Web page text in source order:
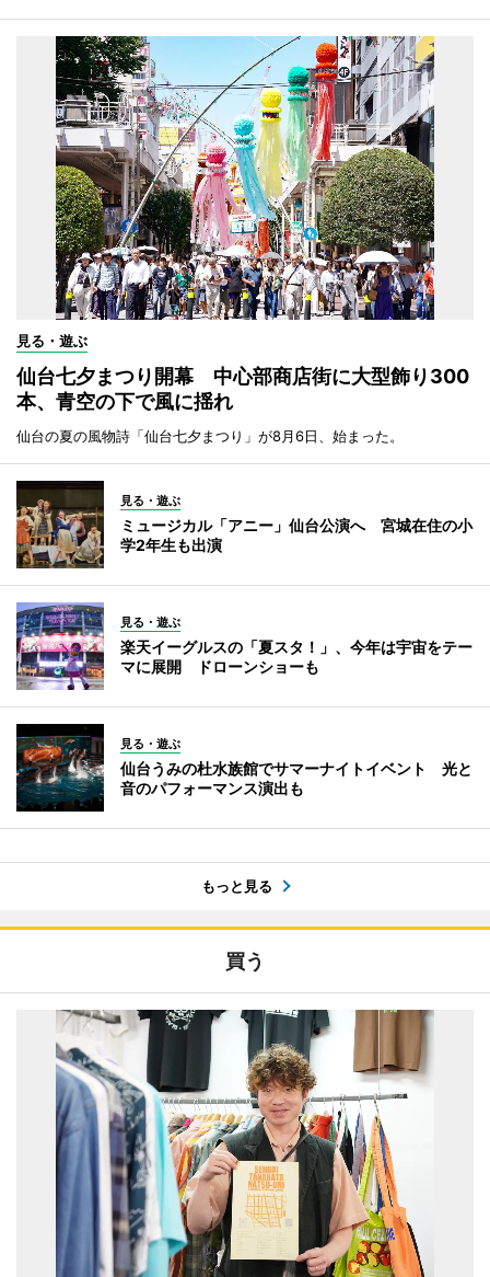
見る・遊ぶ
仙台七夕まつり開幕 中心部商店街に大型飾り300
本、青空の下で風に揺れ
仙台の夏の風物詩「仙台七夕まつり」が8月6日、始まった。
見る・遊ぶ
ミュージカル「アニー」仙台公演へ 宮城在住の小
学2年生も出演
見る・遊ぶ
楽天イーグルスの「夏スタ！」、今年は宇宙をテー
マに展開 ドローンショーも
見る・遊ぶ
仙台うみの杜水族館でサマーナイトイベント 光と
音のパフォーマンス演出も
もっと見る
買う